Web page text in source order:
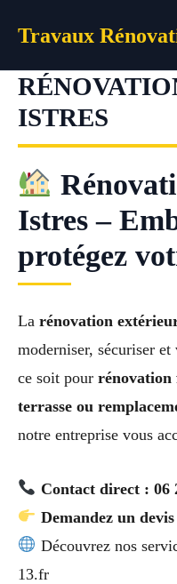
Travaux
ISTRES
Istres –
protégez
La rénovation
moderniser, sécuriser
ce soit pour rénovation
terrasse ou
notre entreprise vous
Contact direct : 06
Demandez un
Découvrez nos
13.fr